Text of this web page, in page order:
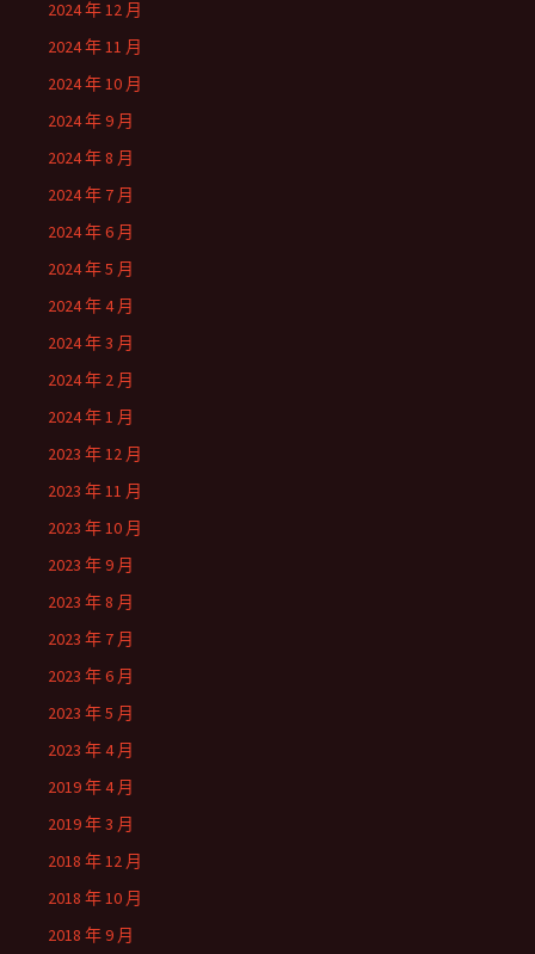
2024 年 12 月
2024 年 11 月
2024 年 10 月
2024 年 9 月
2024 年 8 月
2024 年 7 月
2024 年 6 月
2024 年 5 月
2024 年 4 月
2024 年 3 月
2024 年 2 月
2024 年 1 月
2023 年 12 月
2023 年 11 月
2023 年 10 月
2023 年 9 月
2023 年 8 月
2023 年 7 月
2023 年 6 月
2023 年 5 月
2023 年 4 月
2019 年 4 月
2019 年 3 月
2018 年 12 月
2018 年 10 月
2018 年 9 月